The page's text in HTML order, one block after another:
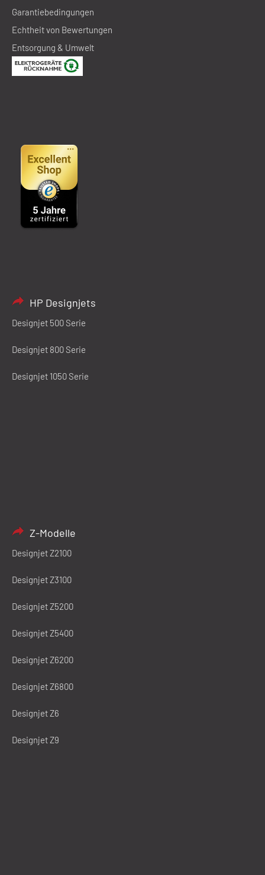
Garantiebedingungen
Echtheit von Bewertungen
Entsorgung & Umwelt
HP Designjets
Designjet 500 Serie
Designjet 800 Serie
Designjet 1050 Serie
Z-Modelle
Designjet Z2100
Designjet Z3100
Designjet Z5200
Designjet Z5400
Designjet Z6200
Designjet Z6800
Designjet Z6
Designjet Z9